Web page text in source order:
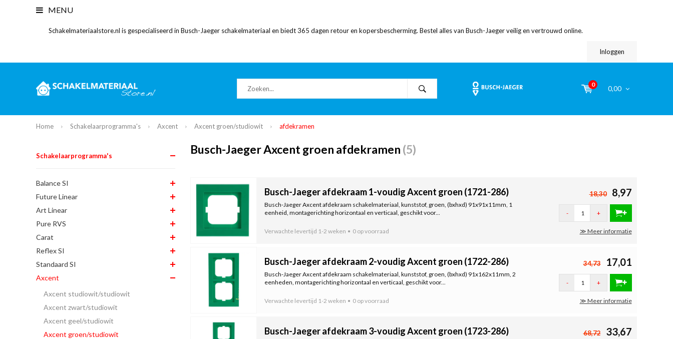
MENU
Schakelmateriaalstore.nl is gespecialiseerd in Busch-Jaeger schakelmateriaal en biedt 365 dagen retour en kopersbescherming. Bestel alles van Busch-Jaeger veilig en vertrouwd online.
Inloggen
0
0,00
Home Schakelaarprogramma's Axcent Axcent groen/studiowit afdekramen
Schakelaarprogramma's
Balance SI
Future Linear
Art Linear
Pure RVS
Carat
Reflex SI
Standaard SI
Axcent
Axcent studiowit/studiowit
Axcent zwart/studiowit
Axcent geel/studiowit
Axcent groen/studiowit
Busch-Jaeger Axcent groen afdekramen (5)
Busch-Jaeger afdekraam 1-voudig Axcent groen (1721-286)
Busch-Jaeger Axcent afdekraam schakelmateriaal, kunststof, groen, (bxhxd) 91x91x11mm, 1
eenheid, montagerichting horizontaal en verticaal, geschikt voor...
Verwachte levertijd 1-2 weken 0 op voorraad
18,30 8,97
- +
≫ Meer informatie
Busch-Jaeger afdekraam 2-voudig Axcent groen (1722-286)
Busch-Jaeger Axcent afdekraam schakelmateriaal, kunststof, groen, (bxhxd) 91x162x11mm, 2
eenheden, montagerichting horizontaal en verticaal, geschikt voor...
Verwachte levertijd 1-2 weken 0 op voorraad
34,73 17,01
- +
≫ Meer informatie
Busch-Jaeger afdekraam 3-voudig Axcent groen (1723-286) 68,72 33,67